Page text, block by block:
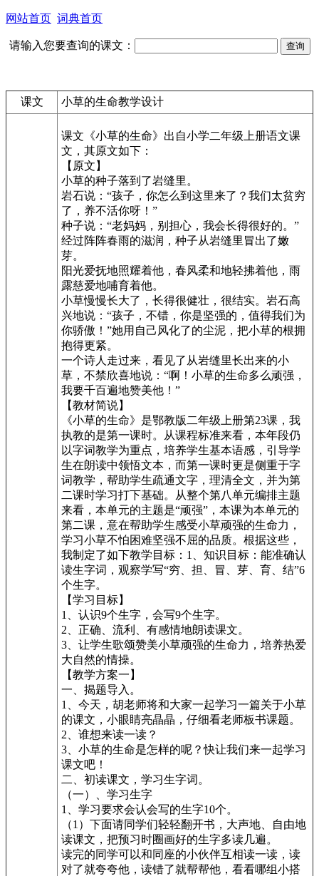
网站首页 词典首页
请输入您要查询的课文：
课文 小草的生命教学设计
课文《小草的生命》出自小学二年级上册语文课
文，其原文如下：
【原文】
小草的种子落到了岩缝里。
岩石说：“孩子，你怎么到这里来了？我们太贫穷
了，养不活你呀！”
种子说：“老妈妈，别担心，我会长得很好的。”
经过阵阵春雨的滋润，种子从岩缝里冒出了嫩
芽。
阳光爱抚地照耀着他，春风柔和地轻拂着他，雨
露慈爱地哺育着他。
小草慢慢长大了，长得很健壮，很结实。岩石高
兴地说：“孩子，不错，你是坚强的，值得我们为
你骄傲！”她用自己风化了的尘泥，把小草的根拥
抱得更紧。
一个诗人走过来，看见了从岩缝里长出来的小
草，不禁欣喜地说：“啊！小草的生命多么顽强，
我要千百遍地赞美他！”
【教材简说】
《小草的生命》是鄂教版二年级上册第23课，我
执教的是第一课时。从课程标准来看，本年段仍
以字词教学为重点，培养学生基本语感，引导学
生在朗读中领悟文本，而第一课时更是侧重于字
词教学，帮助学生疏通文字，理清全文，并为第
二课时学习打下基础。从整个第八单元编排主题
来看，本单元的主题是“顽强”，本课为本单元的
第二课，意在帮助学生感受小草顽强的生命力，
学习小草不怕困难坚强不屈的品质。根据这些，
我制定了如下教学目标：1、知识目标：能准确认
读生字词，观察学写“穷、担、冒、芽、育、结”6
个生字。
【学习目标】
1、认识9个生字，会写9个生字。
2、正确、流利、有感情地朗读课文。
3、让学生歌颂赞美小草顽强的生命力，培养热爱
大自然的情操。
【教学方案一】
一、揭题导入。
1、今天，胡老师将和大家一起学习一篇关于小草
的课文，小眼睛亮晶晶，仔细看老师板书课题。
2、谁想来读一读？
3、小草的生命是怎样的呢？快让我们来一起学习
课文吧！
二、初读课文，学习生字词。
（一）、学习生字
1、学习要求会认会写的生字10个。
（1）下面请同学们轻轻翻开书，大声地、自由地
读课文，把预习时圈画好的生字多读几遍。
读完的同学可以和同座的小伙伴互相读一读，读
对了就夸夸他，读错了就帮帮他，看看哪组小搭